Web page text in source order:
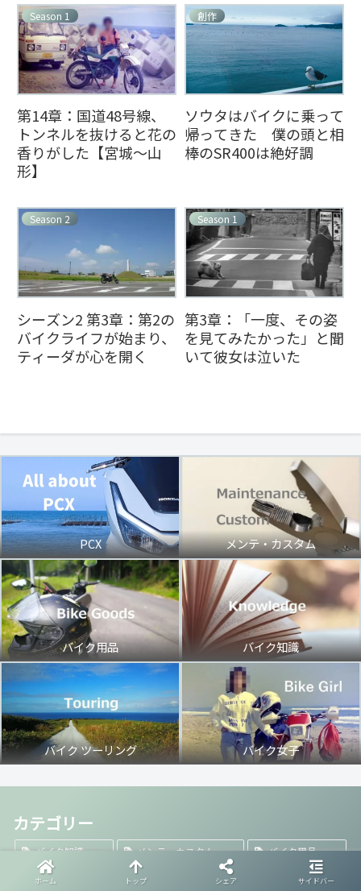
Season 1
第14章：国道48号線、
トンネルを抜けると花の
香りがした【宮城～山
形】
創作
ソウタはバイクに乗って
帰ってきた 僕の頭と相
棒のSR400は絶好調
Season 2
シーズン2 第3章：第2の
バイクライフが始まり、
ティーダが心を開く
Season 1
第3章：「一度、その姿
を見てみたかった」と聞
いて彼女は泣いた
PCX メンテ・カスタム
バイク用品 バイク知識
バイク ツーリング バイク女子
カテゴリー
バイク知識 メンテ・カスタム
バイク用品
トリビア
バイク女子 PCX バイクを売る
ホーム トップ シェア サイドバー